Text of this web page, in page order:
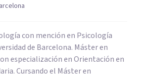
con mención en Psicología
de Barcelona. Máster en
especialización en Orientación en
Cursando el Máster en